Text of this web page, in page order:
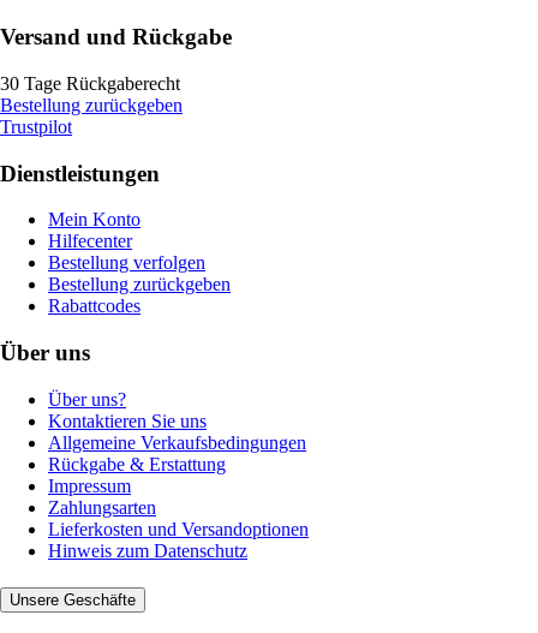
Versand und Rückgabe
30 Tage Rückgaberecht
Bestellung zurückgeben
Trustpilot
Dienstleistungen
Mein Konto
Hilfecenter
Bestellung verfolgen
Bestellung zurückgeben
Rabattcodes
Über uns
Über uns?
Kontaktieren Sie uns
Allgemeine Verkaufsbedingungen
Rückgabe & Erstattung
Impressum
Zahlungsarten
Lieferkosten und Versandoptionen
Hinweis zum Datenschutz
Unsere Geschäfte